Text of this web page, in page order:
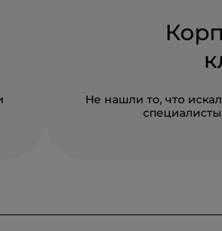
Не нашли то, что
специалисты